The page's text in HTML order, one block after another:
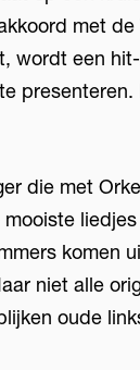
met de
wordt een
die met
komen
niet alle
oude